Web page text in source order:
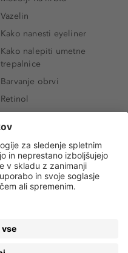
Vazelin
Kako nanesti eyeliner
Kako nalepiti umetne
trepalnice
Barvanje obrvi
Retinol
Niacinamid
Rozacea
Salicilna kislina